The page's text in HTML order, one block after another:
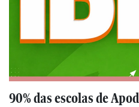
90% das escolas de